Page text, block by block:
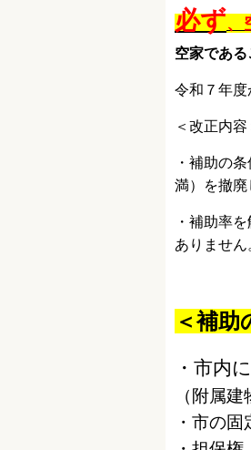
必ず、
空家である
令和７年度
＜改正内容
・補助の
満）を撤廃
・補助率
ありません
＜補助
・市内
（附属建
・市の